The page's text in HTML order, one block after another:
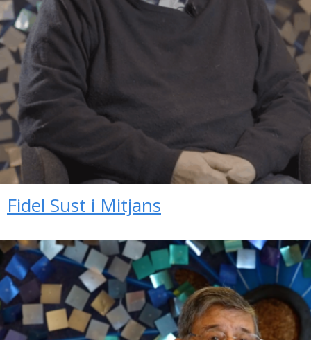
Fidel Sust i Mitjans